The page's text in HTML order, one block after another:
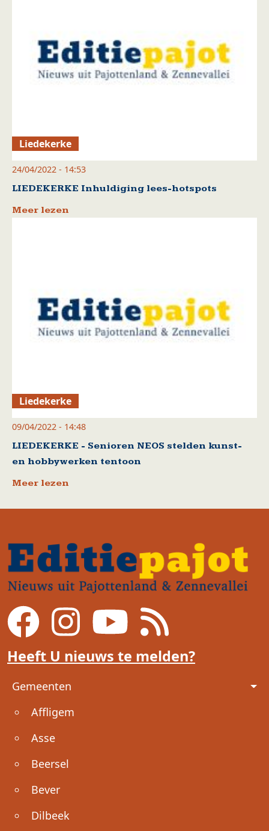
Liedekerke
24/04/2022 - 14:53
LIEDEKERKE Inhuldiging lees-hotspots
Meer lezen
Liedekerke
09/04/2022 - 14:48
LIEDEKERKE - Senioren NEOS stelden kunst-
en hobbywerken tentoon
Meer lezen
Heeft U nieuws te melden?
Voet
Gemeenten
Affligem
Asse
Beersel
Bever
Dilbeek